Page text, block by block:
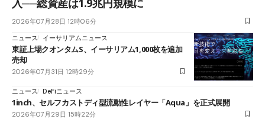
2026年07月28日 12時06分
ニュース
イーサリアムニュース
東証上場クオンタムS、イーサリアム1,000枚を追加
売却
2026年07月31日 12時29分
ニュース DeFiニュース
1inch、セルフカストディ型流動性レイヤー「Aqua」を正式展開
2026年07月29日 15時22分